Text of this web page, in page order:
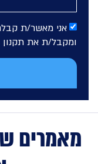
אני מאשר/ת קבלת
ת את תקנון האתר